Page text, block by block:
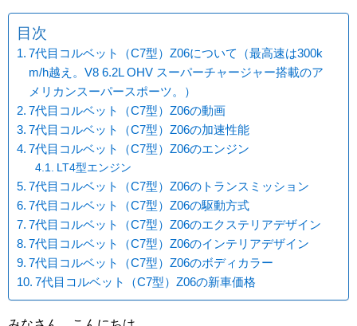
目次
7代目コルベット（C7型）Z06について（最高速は300k
m/h越え。V8 6.2L OHV スーパーチャージャー搭載のア
メリカンスーパースポーツ。）
7代目コルベット（C7型）Z06の動画
7代目コルベット（C7型）Z06の加速性能
7代目コルベット（C7型）Z06のエンジン
LT4型エンジン
7代目コルベット（C7型）Z06のトランスミッション
7代目コルベット（C7型）Z06の駆動方式
7代目コルベット（C7型）Z06のエクステリアデザイン
7代目コルベット（C7型）Z06のインテリアデザイン
7代目コルベット（C7型）Z06のボディカラー
7代目コルベット（C7型）Z06の新車価格